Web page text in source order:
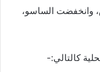
وانخفضت الساسو،
كالتالي:-